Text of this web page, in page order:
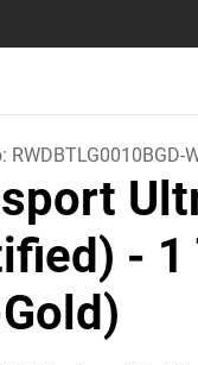
RWDBTLG0010BGD-
- 1